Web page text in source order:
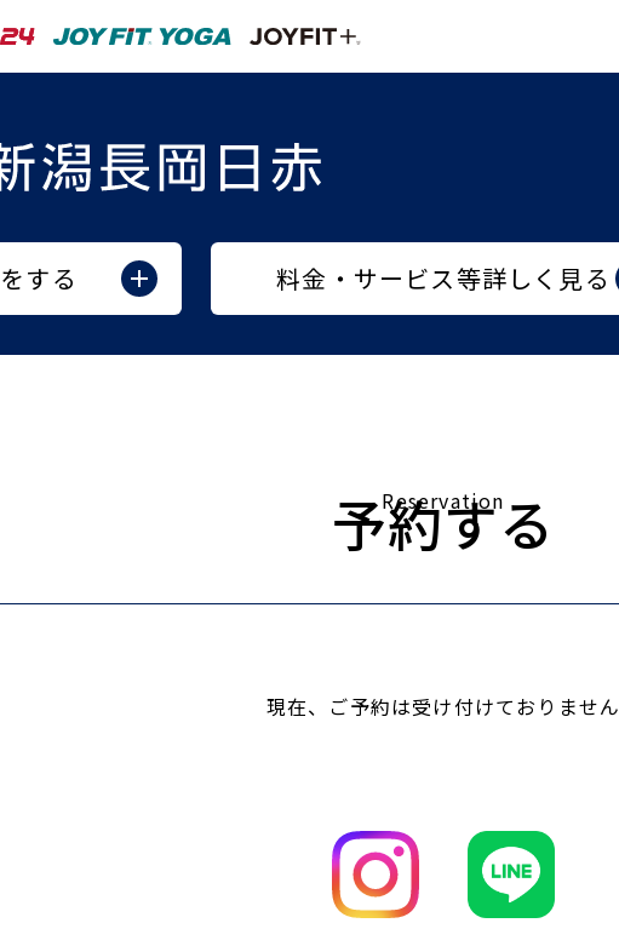
する 料金・サービス等詳しく見る
Reservation
予約する
現在、ご予約は受け付けておりません